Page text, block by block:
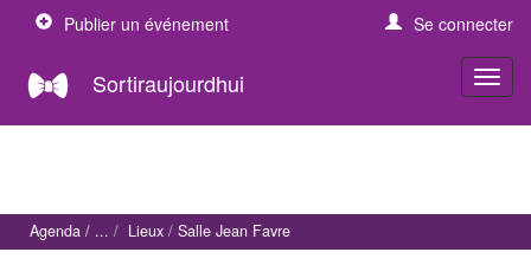
Publier un événement Se connecter
Sortiraujourdhui
Agenda Lieux Salle Jean Favre